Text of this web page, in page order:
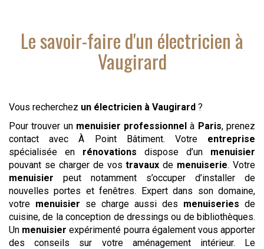
Le savoir-faire d'un électricien à
Vaugirard
Vous recherchez un électricien à Vaugirard ?
Pour trouver un menuisier professionnel à Paris, prenez
contact avec À Point Bâtiment. Votre entreprise
spécialisée en rénovations dispose d’un menuisier
pouvant se charger de vostravaux de menuiserie. Votre
menuisier peut notamment s’occuper d’installer de
nouvelles portes et fenêtres. Expert dans son domaine,
votre menuisier se charge aussi des menuiseries de
cuisine, de la conception de dressings ou de bibliothèques.
Un menuisier expérimenté pourra également vous apporter
des conseils sur votre aménagement intérieur. Le